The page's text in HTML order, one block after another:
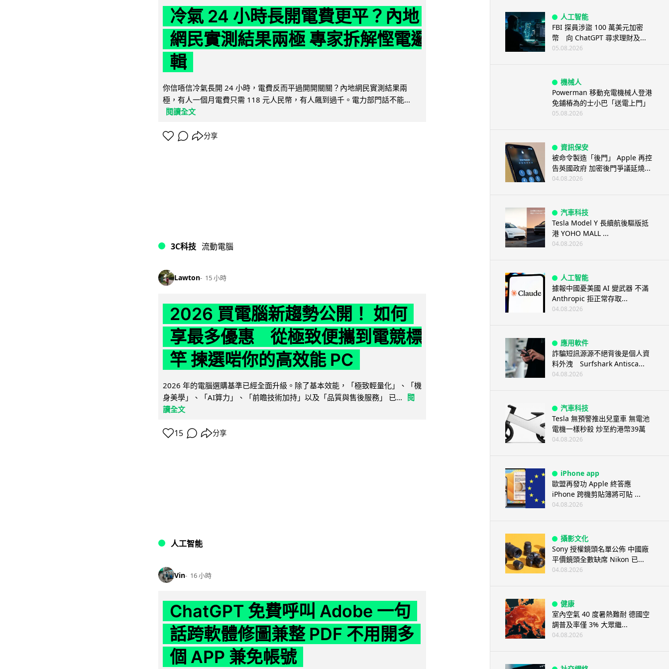
冷氣 24 小時長開電費更平？內地
網民實測結果兩極 專家拆解慳電邏
輯
你信唔信冷氣長開 24 小時，電費反而平過開開關關？內地網民實測結果兩
極，有人一個月電費只需 118 元人民幣，有人飆到過千。電力部門話不能...
閱讀全文
分享
3C科技 流動電腦
Lawton 15 小時
2026 買電腦新趨勢公開！ 如何
享最多優惠 從極致便攜到電競標
竿 揀選啱你的高效能 PC
2026 年的電腦選購基準已經全面升級。除了基本效能，「極致輕量化」、「機
身美學」、「AI算力」、「前瞻技術加持」以及「品質與售後服務」 已... 閱
讀全文
15 分享
人工智能
Vin 16 小時
ChatGPT 免費呼叫 Adobe 一句
話跨軟體修圖兼整 PDF 不用開多
個 APP 兼免帳號
人工智能
FBI 探員涉盜 100 萬美元加密
幣 向 ChatGPT 尋求理財及...
05.08.2026
機械人
Powerman 移動充電機械人登港
免鋪樁為的士小巴「送電上門」
05.08.2026
資訊保安
被命令製造「後門」 Apple 再控
告英國政府 加密後門爭議延燒...
04.08.2026
汽車科技
Tesla Model Y 長續航後驅版抵
港 YOHO MALL ...
04.08.2026
人工智能
據報中國憂美國 AI 變武器 不滿
Anthropic 拒正常存取...
04.08.2026
應用軟件
詐騙短訊源源不絕背後是個人資
料外洩 Surfshark Antisca...
04.08.2026
汽車科技
Tesla 無預警推出兒童車 無電池
電機一樣秒殺 炒至約港幣39萬
04.08.2026
iPhone app
歐盟再發功 Apple 終答應
iPhone 跨機剪貼簿將可貼 ...
04.08.2026
攝影文化
Sony 授權鏡頭名單公佈 中國廠
平價鏡頭全數缺席 Nikon 已...
04.08.2026
健康
室內空氣 40 度暑熱難耐 德國空
調普及率僅 3% 大眾繼...
04.08.2026